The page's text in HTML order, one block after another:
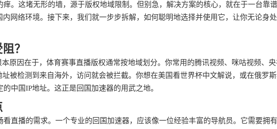
。这堵无形的墙，源于版权地域限制。但别急，解决方案的核心，就在于一台靠
网络环境。接下来，我们就一步步拆解，如何聪明地选择并使用它，让你无论身
？
原因在于，体育赛事直播版权通常按地域划分。你常用的腾讯视频、咪咕视频、
被检测到来自海外，访问就会被拦截。你想在美国看世界杯中文解说，或在俄罗
中国IP地址。这正是回国加速器的用武之地。
直播的需求。一个专业的回国加速器，应该像一位经验丰富的导航员。它需要拥